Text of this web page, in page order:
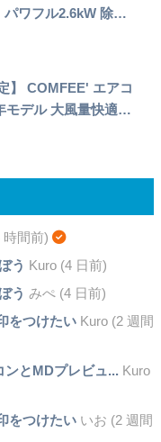
パワフル2.6kW 除…
】 COMFEE' エアコ
モデル 大風量快適…
間前)
う Kuro (4 日前)
う みぺ (4 日前)
をつけたいKuro (2 週間
ンとMDプレビュ... Kuro
をつけたいいお (2 週間